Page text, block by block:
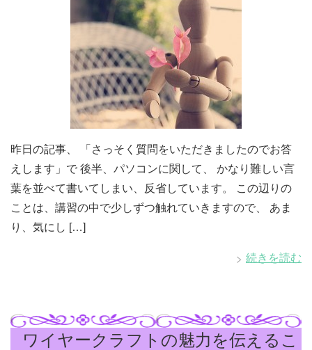
昨日の記事、 「さっそく質問をいただきましたのでお答
えします」で 後半、パソコンに関して、 かなり難しい言
葉を並べて書いてしまい、反省しています。 この辺りの
ことは、講習の中で少しずつ触れていきますので、 あま
り、気にし […]
続きを読む
ワイヤークラフトの魅力を伝えるこ